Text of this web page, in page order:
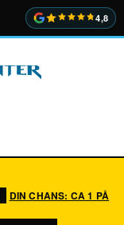
4,8
DIN CHANS: CA 1 PÅ